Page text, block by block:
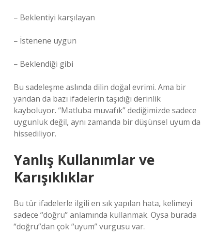
– Beklentiyi karşılayan
– İstenene uygun
– Beklendiği gibi
Bu sadeleşme aslında dilin doğal evrimi. Ama bir
yandan da bazı ifadelerin taşıdığı derinlik
kayboluyor. “Matluba muvafık” dediğimizde sadece
uygunluk değil, aynı zamanda bir düşünsel uyum da
hissediliyor.
Yanlış Kullanımlar ve
Karışıklıklar
Bu tür ifadelerle ilgili en sık yapılan hata, kelimeyi
sadece “doğru” anlamında kullanmak. Oysa burada
“doğru”dan çok “uyum” vurgusu var.